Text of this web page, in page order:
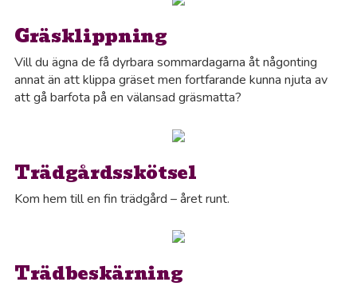
Gräsklippning
Vill du ägna de få dyrbara sommardagarna åt någonting
annat än att klippa gräset men fortfarande kunna njuta av
att gå barfota på en välansad gräsmatta?
Trädgårdsskötsel
Kom hem till en fin trädgård – året runt.
Trädbeskärning